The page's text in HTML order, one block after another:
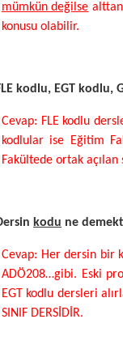
mümkün değilse alttan
konusu olabilir.
kodlu, EGT kodlu,
Cevap: FLE kodlu
kodlular ise Eğitim
Fakültede ortak
kodu ne
Cevap: Her dersin bir
ADÖ208…gibi. Eski
EGT kodlu dersleri
SINIF DERSİDİR.